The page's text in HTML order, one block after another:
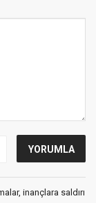
inançlara saldırı